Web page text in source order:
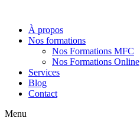
contenuÀ propos
Nos formations
Nos Formations MFC
Nos Formations Online
Services
Blog
Contact
Menu